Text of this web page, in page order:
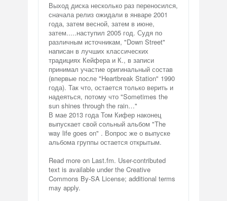
Выход диска несколько раз переносился,
сначала релиз ожидали в январе 2001
года, затем весной, затем в июне,
затем.....наступил 2005 год. Судя по
различным источникам, "Down Street"
написан в лучших классических
традициях Кейфера и К., в записи
принимал участие оригинальный состав
(впервые после "Heartbreak Station" 1990
года). Так что, остается только верить и
надеяться, потому что "Sometimes the
sun shines through the rain…"
В мае 2013 года Том Кифер наконец
выпускает свой сольный альбом "The
way life goes on" . Вопрос же о выпуске
альбома группы остается открытым.
Read more on Last.fm. User-contributed
text is available under the Creative
Commons By-SA License; additional terms
may apply.